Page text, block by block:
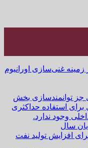
زمینه غنی‌سازی اورانیوم
جز توانمندسازی بخش
استفاده حداکثری
وجود ندارد.
افزایش تولید نفت